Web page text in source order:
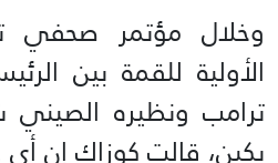
وخلال مؤتمر صحفي
الأولية للقمة بين
ترامب ونظيره
بكين، قالت كوزاك إن أي